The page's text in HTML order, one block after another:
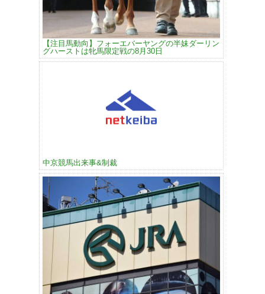
【注目馬動向】フォーエバーヤングの半妹ダーリン
グハーストは牝馬限定戦の8月30日
中京競馬出来事&制裁